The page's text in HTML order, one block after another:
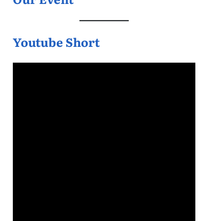
Youtube Short